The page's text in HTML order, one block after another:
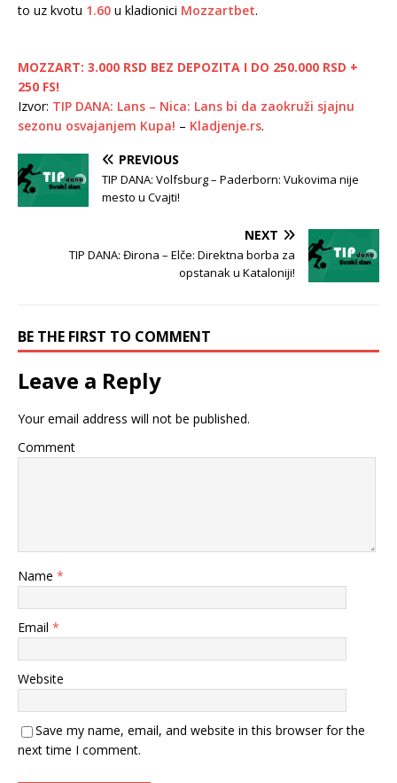
to uz kvotu 1.60 u kladionici Mozzartbet.
MOZZART: 3.000 RSD BEZ DEPOZITA I DO 250.000 RSD +
250 FS!
Izvor: TIP DANA: Lans – Nica: Lans bi da zaokruži sjajnu
sezonu osvajanjem Kupa! – Kladjenje.rs.
PREVIOUS
TIP DANA: Volfsburg – Paderborn: Vukovima nije
mesto u Cvajti!
NEXT
TIP DANA: Đirona – Elče: Direktna borba za
opstanak u Kataloniji!
BE THE FIRST TO COMMENT
Leave a Reply
Your email address will not be published.
Comment
Name *
Email *
Website
Save my name, email, and website in this browser for the
next time I comment.